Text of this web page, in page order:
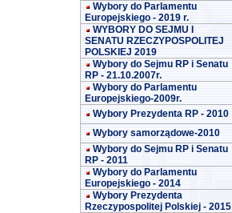
Wybory do Parlamentu
Europejskiego - 2019 r.
WYBORY DO SEJMU I
SENATU RZECZYPOSPOLITEJ
POLSKIEJ 2019
Wybory do Sejmu RP i Senatu
RP - 21.10.2007r.
Wybory do Parlamentu
Europejskiego-2009r.
Wybory Prezydenta RP - 2010
Wybory samorządowe-2010
Wybory do Sejmu RP i Senatu
RP - 2011
Wybory do Parlamentu
Europejskiego - 2014
Wybory Prezydenta
Rzeczypospolitej Polskiej - 2015